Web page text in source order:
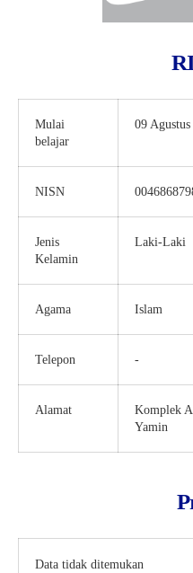
Mulai
belajar
09
NISN
Jenis
Kelamin
Laki-Laki
Agama Islam
Telepon -
Alamat
Komplek
Yamin
Data tidak ditemukan